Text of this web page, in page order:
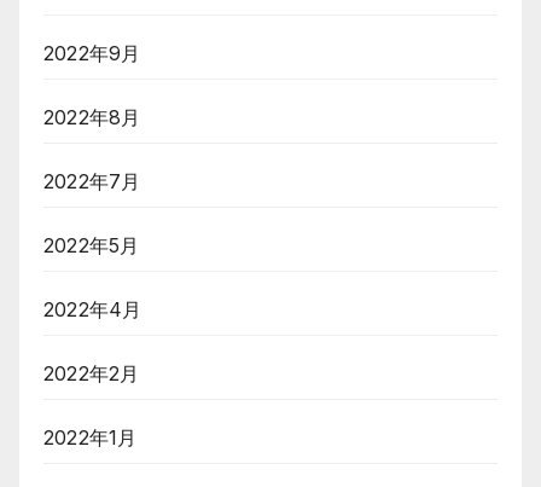
2022年9月
2022年8月
2022年7月
2022年5月
2022年4月
2022年2月
2022年1月